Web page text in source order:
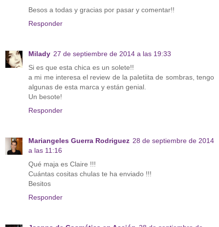
Besos a todas y gracias por pasar y comentar!!
Responder
Milady 27 de septiembre de 2014 a las 19:33
Si es que esta chica es un solete!!
a mi me interesa el review de la paletiita de sombras, tengo
algunas de esta marca y están genial.
Un besote!
Responder
Mariangeles Guerra Rodriguez 28 de septiembre de 2014
a las 11:16
Qué maja es Claire !!!
Cuántas cositas chulas te ha enviado !!!
Besitos
Responder